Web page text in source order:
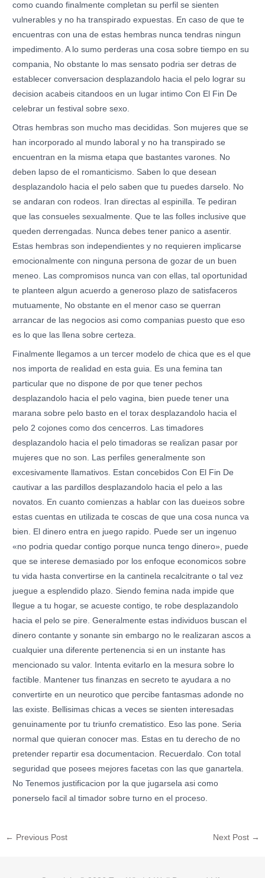
como cuando finalmente completan su perfil se sienten
vulnerables y no ha transpirado expuestas. En caso de que te
encuentras con una de estas hembras nunca tendras ningun
impedimento. A lo sumo perderas una cosa sobre tiempo en su
compania, No obstante lo mas sensato podri­a ser detras de
establecer conversacion desplazandolo hacia el pelo lograr su
decision acabeis citandoos en un lugar intimo Con El Fin De
celebrar un festival sobre sexo.
Otras hembras son mucho mas decididas. Son mujeres que se
han incorporado al mundo laboral y no ha transpirado se
encuentran en la misma etapa que bastantes varones. No
deben lapso de el romanticismo. Saben lo que desean
desplazandolo hacia el pelo saben que tu puedes darselo. No
se andaran con rodeos. Iran directas al espinilla. Te pediran
que las consueles sexualmente. Que te las folles inclusive que
queden derrengadas. Nunca debes tener panico a asentir.
Estas hembras son independientes y no requieren implicarse
emocionalmente con ninguna persona de gozar de un buen
meneo. Las compromisos nunca van con ellas, tal oportunidad
te planteen algun acuerdo a generoso plazo de satisfaceros
mutuamente, No obstante en el menor caso se querran
arrancar de las negocios asi­ como companias puesto que eso
es lo que las llena sobre certeza.
Finalmente llegamos a un tercer modelo de chica que es el que
nos importa de realidad en esta guia. Es una femina tan
particular que no dispone de por que tener pechos
desplazandolo hacia el pelo vagina, bien puede tener una
marana sobre pelo basto en el torax desplazandolo hacia el
pelo 2 cojones como dos cencerros. Las timadores
desplazandolo hacia el pelo timadoras se realizan pasar por
mujeres que no son. Las perfiles generalmente son
excesivamente llamativos. Estan concebidos Con El Fin De
cautivar a las pardillos desplazandolo hacia el pelo a las
novatos. En cuanto comienzas a hablar con las duei±os sobre
estas cuentas en utilizada te coscas de que una cosa nunca va
bien. El dinero entra en juego rapido. Puede ser un ingenuo
«no podria quedar contigo porque nunca tengo dinero», puede
que se interese demasiado por los enfoque economicos sobre
tu vida hasta convertirse en la cantinela recalcitrante o tal vez
juegue a esplendido plazo. Siendo femina nada impide que
llegue a tu hogar, se acueste contigo, te robe desplazandolo
hacia el pelo se pire. Generalmente estas individuos buscan el
dinero contante y sonante sin embargo no le realizaran ascos a
cualquier una diferente pertenencia si en un instante has
mencionado su valor. Intenta evitarlo en la mesura sobre lo
factible. Mantener tus finanzas en secreto te ayudara a no
convertirte en un neurotico que percibe fantasmas adonde no
las existe. Bellisimas chicas a veces se sienten interesadas
genuinamente por tu triunfo crematistico. Eso las pone. Seri­a
normal que quieran conocer mas. Estas en tu derecho de no
pretender repartir esa documentacion. Recuerdalo. Con total
seguridad que posees mejores facetas con las que ganartela.
No Tenemos justificacion por la que jugarsela asi­ como
ponerselo facil al timador sobre turno en el proceso.
← Previous Post Next Post →